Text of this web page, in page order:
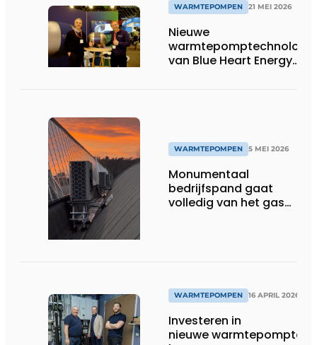
WARMTEPOMPEN 21 MEI 2026
Nieuwe
warmtepomptechnologie
van Blue Heart Energy
WARMTEPOMPEN 5 MEI 2026
Monumentaal
bedrijfspand gaat
volledig van het gas
WARMTEPOMPEN 16 APRIL 2026
Investeren in
nieuwe